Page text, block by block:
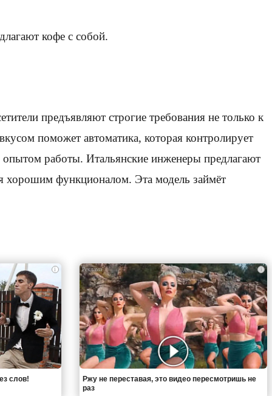
кофе с собой.
предъявляют строгие требования не только к
поможет автоматика, которая контролирует
опытом работы. Итальянские инженеры предлагают
хорошим функционалом. Эта модель займёт
i
слов!
i
Ржу не переставая, это видео пересмотришь не
раз